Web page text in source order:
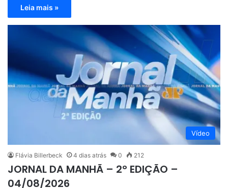
Leia mais »
Vídeo
Flávia Billerbeck 4 dias atrás 0 212
JORNAL DA MANHÃ – 2° EDIÇÃO –
04/08/2026